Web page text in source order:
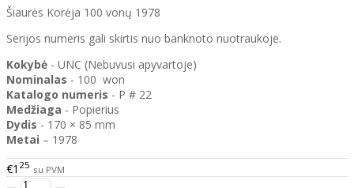
Šiaurės Korėja 100 vonų 1978
Serijos numeris gali skirtis nuo banknoto nuotraukoje.
Kokybė - UNC (Nebuvusi apyvartoje)
Nominalas - 100 won
Katalogo numeris - P # 22
Medžiaga - Popierius
Dydis - 170 × 85 mm
Metai – 1978
€1 25 su PVM